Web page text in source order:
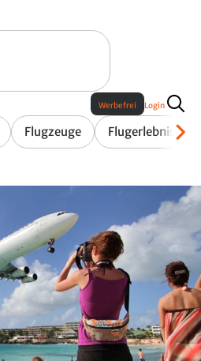
Flugzeuge Flugerlebnis
Werbefrei Login